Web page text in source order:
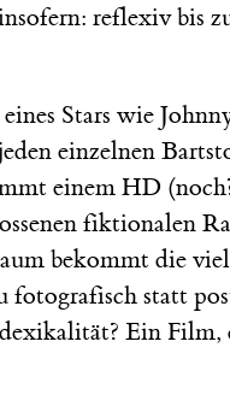
reflexiv bis
Stars wie
einzelnen
einem HD
fiktionalen
bekommt die
fotografisch statt
Ein Film,